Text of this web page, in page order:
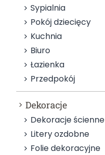
Sypialnia
Pokój dziecięcy
Kuchnia
Biuro
Łazienka
Przedpokój
Dekoracje
Dekoracje ścienne
Litery ozdobne
Folie dekoracyjne